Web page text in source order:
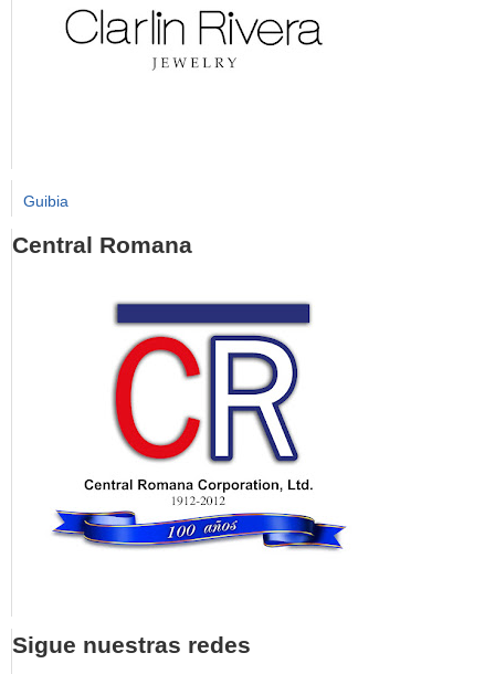
Guibia
Central Romana
Sigue nuestras redes